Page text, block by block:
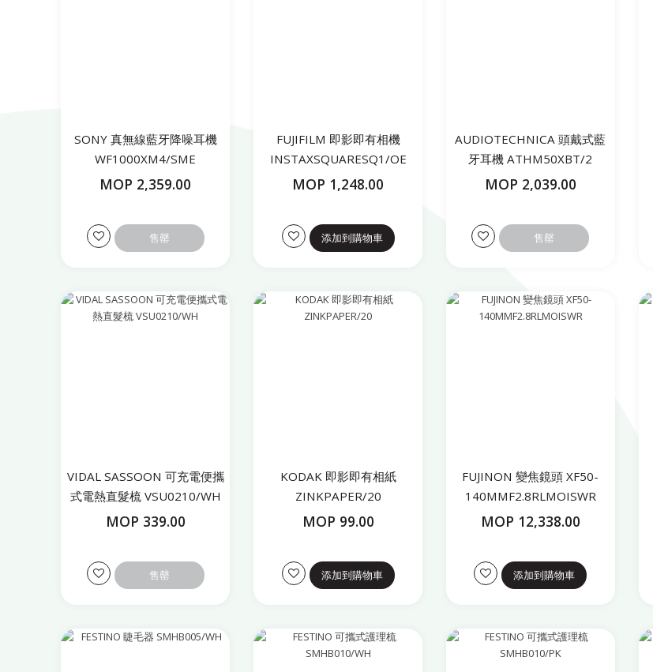
SONY 真無線藍牙降噪耳機
WF1000XM4/SME
MOP 2,359.00
售罄
FUJIFILM 即影即有相機
INSTAXSQUARESQ1/OE
MOP 1,248.00
添加到購物車
AUDIOTECHNICA 頭戴式藍
牙耳機 ATHM50XBT/2
MOP 2,039.00
售罄
VIDAL SASSOON 可充電便攜
式電熱直髮梳 VSU0210/WH
MOP 339.00
售罄
KODAK 即影即有相紙
ZINKPAPER/20
MOP 99.00
添加到購物車
FUJINON 變焦鏡頭 XF50-
140MMF2.8RLMOISWR
MOP 12,338.00
添加到購物車